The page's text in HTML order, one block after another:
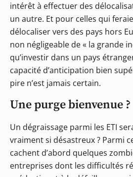
intérêt à effectuer des
un autre. Et pour celles qui
délocaliser vers des pays hors
non négligeable de « la grande
qu’investir dans un pays
capacité d’anticipation bien
pire n’est jamais certain.
Une purge bienvenue ?
Un dégraissage parmi les ETI
vraiment si désastreux ? Parmi
cachent d’abord quelques
entreprises dont les difficultés